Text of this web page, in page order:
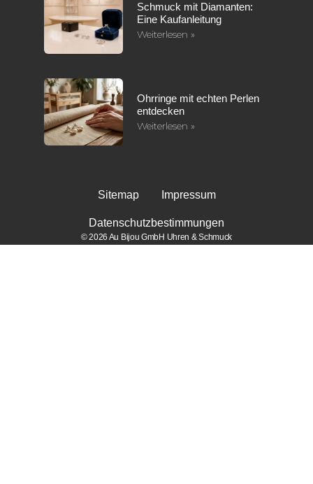
Schmuck mit Diamanten:
Eine Kaufanleitung
Weiterlesen »
Ohrringe mit echten Perlen
entdecken
Weiterlesen »
Sitemap Impressum
Datenschutzbestimmungen
© 2026 Au Bijou GmbH Uhren & Schmuck